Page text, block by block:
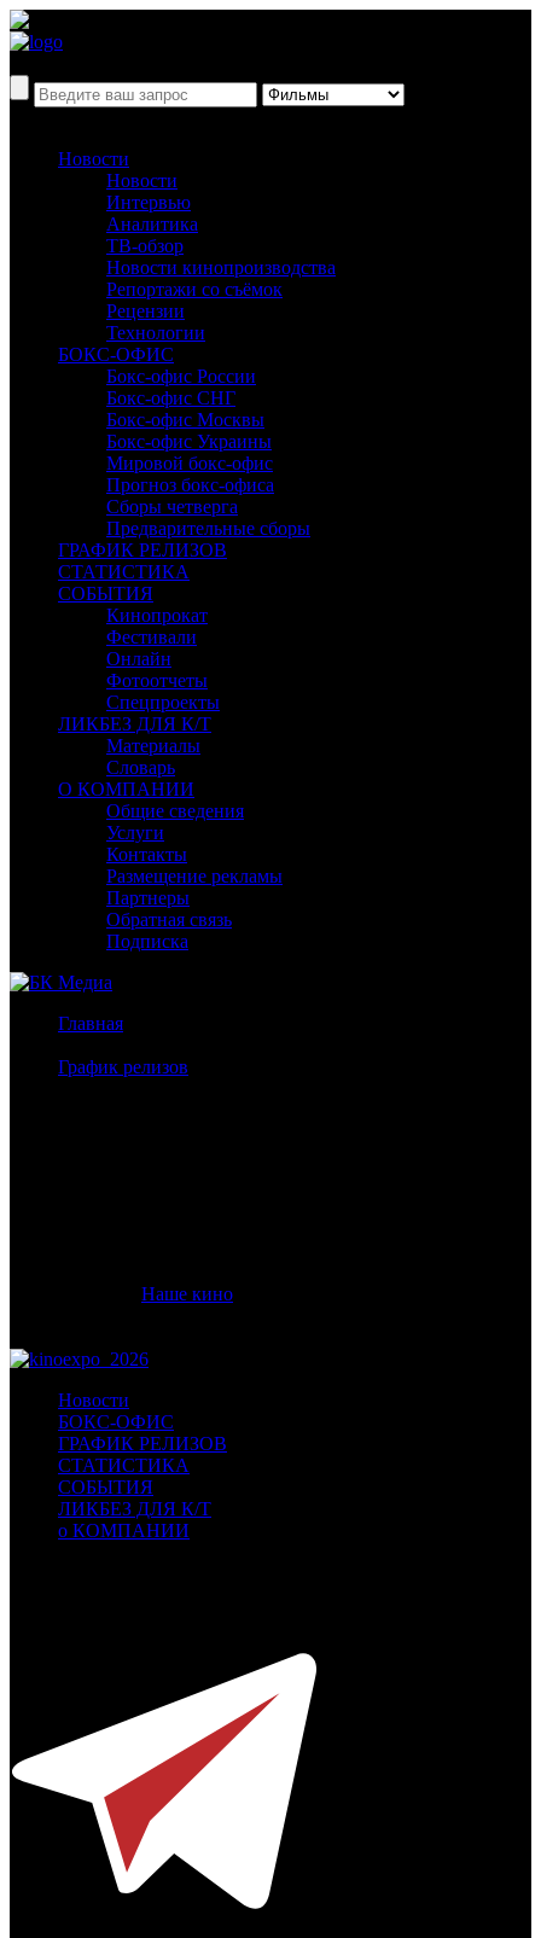
Новости
Новости
Интервью
Аналитика
ТВ-обзор
Новости кинопроизводства
Репортажи со съёмок
Рецензии
Технологии
БОКС-ОФИС
Бокс-офис России
Бокс-офис СНГ
Бокс-офис Москвы
Бокс-офис Украины
Мировой бокс-офис
Прогноз бокс-офиса
Сборы четверга
Предварительные сборы
ГРАФИК РЕЛИЗОВ
СТАТИСТИКА
СОБЫТИЯ
Кинопрокат
Фестивали
Онлайн
Фотоотчеты
Спецпроекты
ЛИКБЕЗ ДЛЯ К/Т
Материалы
Словарь
О КОМПАНИИ
Общие сведения
Услуги
Контакты
Размещение рекламы
Партнеры
Обратная связь
Подписка
Главная
График релизов
Наше кино
Новости
БОКС-ОФИС
ГРАФИК РЕЛИЗОВ
СТАТИСТИКА
СОБЫТИЯ
ЛИКБЕЗ ДЛЯ К/Т
о КОМПАНИИ